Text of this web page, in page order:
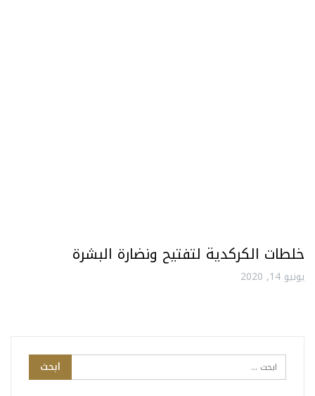
خلطات الكركدية لتفتيح ونضارة البشرة
يونيو 14, 2020